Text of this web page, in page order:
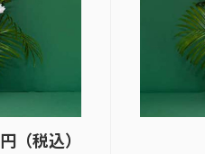
円（税込）